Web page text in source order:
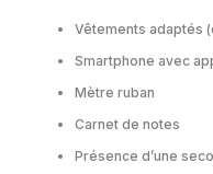
Vêtements adaptés
Smartphone avec
Mètre ruban
Carnet de notes
Présence d’une